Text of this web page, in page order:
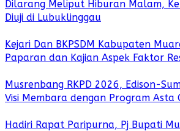
Dilarang Meliput Hiburan Malam,
Diuji di Lubuklinggau
Kejari Dan BKPSDM Kabupaten
Paparan dan Kajian Aspek Faktor
Musrenbang RKPD 2026, Edison-
Visi Membara dengan Program Asta
Hadiri Rapat Paripurna, Pj Bupati